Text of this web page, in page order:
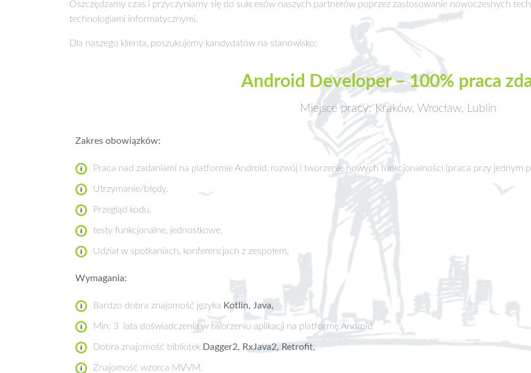
Oszczędzamy czas i przyczyniamy się do sukcesów naszych partnerów poprzez zastosowanie nowoczesnych
technologiami informatycznymi.
Dla naszego klienta, poszukujemy kandydatów na stanowisko:
Android Developer – 100% praca
Miejsce pracy: Kraków, Wrocław, Lublin
Zakres obowiązków:
Praca nad zadaniami na platformie Android, rozwój i tworzenie nowych funkcjonalności (praca przy jednym
Utrzymanie/błędy,
Przegląd kodu,
testy funkcjonalne, jednostkowe,
Udział w spotkaniach, konferencjach z zespołem,
Wymagania:
Bardzo dobra znajomość języka Kotlin, Java,
Min. 3 lata doświadczenia w tworzeniu aplikacji na platformę Android
Dobra znajomość bibliotek Dagger2, RxJava2, Retrofit,
Znajomość wzorca MVVM,